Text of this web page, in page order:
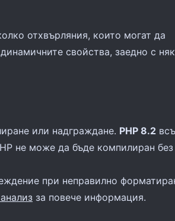
отхвърляния, които могат да
свойства, заедно с
или надграждане. PHP 8.2
не може да бъде компилиран без
при неправилно
за повече информация.